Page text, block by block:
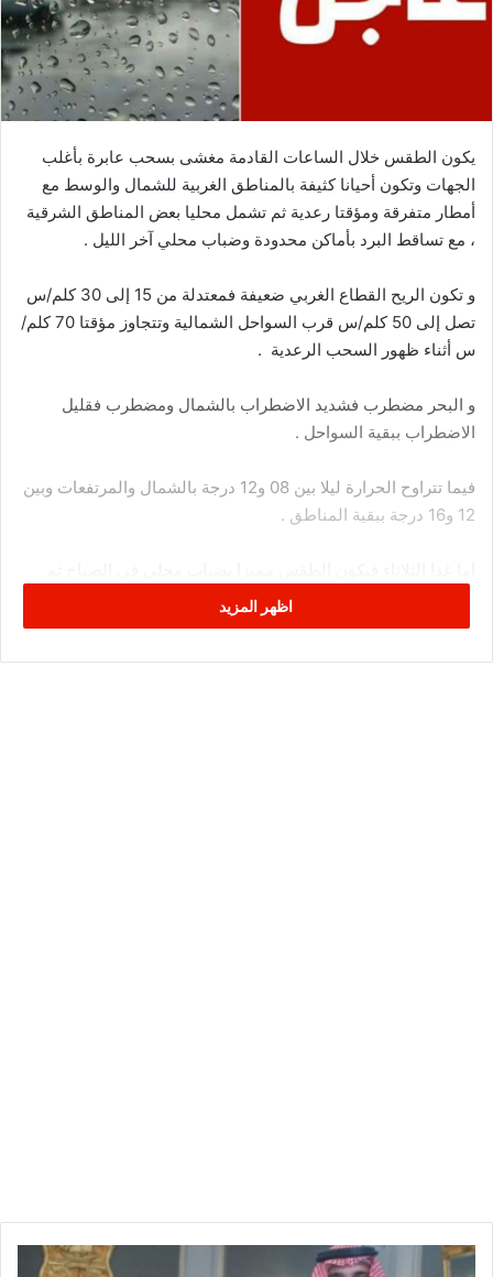
يكون الطقس خلال الساعات القادمة مغشى بسحب عابرة بأغلب
الجهات وتكون أحيانا كثيفة بالمناطق الغربية للشمال والوسط مع
أمطار متفرقة ومؤقتا رعدية ثم تشمل محليا بعض المناطق الشرقية
، مع تساقط البرد بأماكن محدودة وضباب محلي آخر الليل .
و تكون الريح القطاع الغربي ضعيفة فمعتدلة من 15 إلى 30 كلم/س
تصل إلى 50 كلم/س قرب السواحل الشمالية وتتجاوز مؤقتا 70 كلم/
س أثناء ظهور السحب الرعدية .
و البحر مضطرب فشديد الاضطراب بالشمال ومضطرب فقليل
الاضطراب ببقية السواحل .
فيما تتراوح الحرارة ليلا بين 08 و12 درجة بالشمال والمرتفعات وبين
12 و16 درجة ببقية المناطق .
سحب عابرة تكون أكثر كثافة بعد الظهر بالشمال والوسط مع أمطار
مؤقتا رعدية وتساقط البرد بأماكن محدودة .
اظهر المزيد
ض